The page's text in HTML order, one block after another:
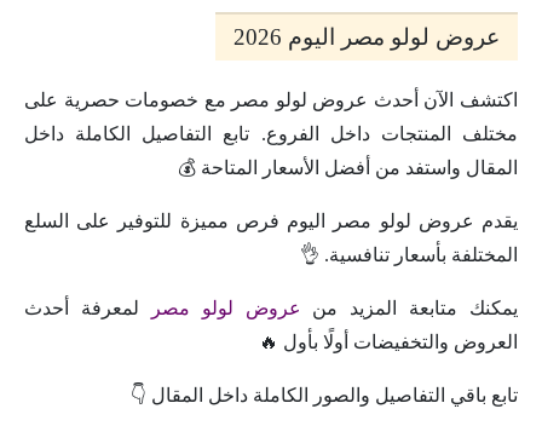
عروض لولو مصر اليوم 2026
اكتشف الآن أحدث عروض لولو مصر مع خصومات حصرية على
مختلف المنتجات داخل الفروع. تابع التفاصيل الكاملة داخل
المقال واستفد من أفضل الأسعار المتاحة 💰
يقدم عروض لولو مصر اليوم فرص مميزة للتوفير على السلع
المختلفة بأسعار تنافسية. 👌
يمكنك متابعة المزيد من عروض لولو مصر
لمعرفة أحدث
العروض والتخفيضات أولًا بأول 🔥
تابع باقي التفاصيل والصور الكاملة داخل المقال 👇